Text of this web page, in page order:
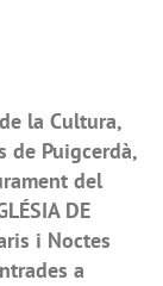
de la Cultura,
de Puigcerdà,
del
DE
i Noctes
a